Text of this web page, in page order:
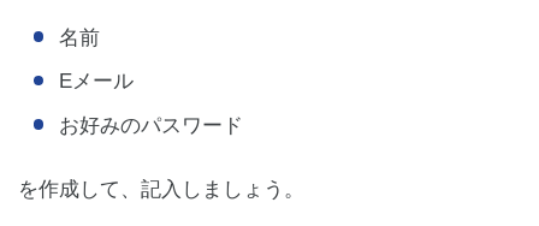
名前
Eメール
お好みのパスワード
を作成して、記入しましょう。